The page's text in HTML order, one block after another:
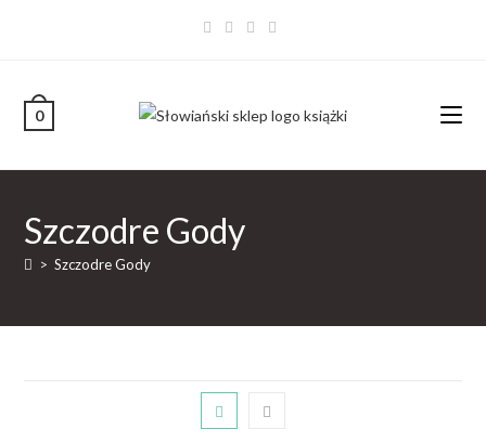
0
Szczodre Gody
> Szczodre Gody